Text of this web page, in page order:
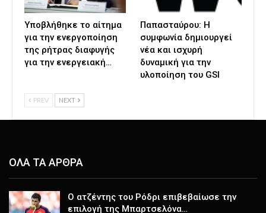
Υποβλήθηκε το αίτημα
για την ενεργοποίηση
της ρήτρας διαφυγής
για την ενεργειακή…
Παπασταύρου: Η
συμφωνία δημιουργεί
νέα και ισχυρή
δυναμική για την
υλοποίηση του GSI
PREV NEXT
ΟΛΑ ΤΑ ΑΡΘΡΑ
Ο ατζέντης του Ρόδρι επιβεβαίωσε την
επιλογή της Μπαρτσελόνα…